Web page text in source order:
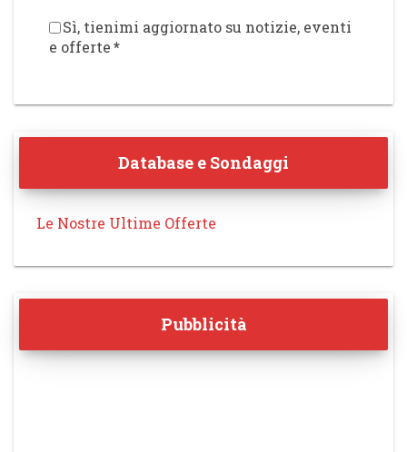
Sì, tienimi aggiornato su notizie, eventi
e offerte*
Database e Sondaggi
Le Nostre Ultime Offerte
Pubblicità